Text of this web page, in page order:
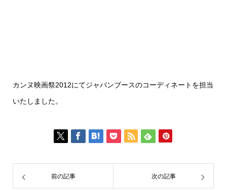
カンヌ映画祭2012にてジャパンブースのコーディネートを担当
いたしました。
前の記事 次の記事